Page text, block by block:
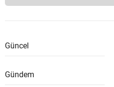
Güncel
Gündem